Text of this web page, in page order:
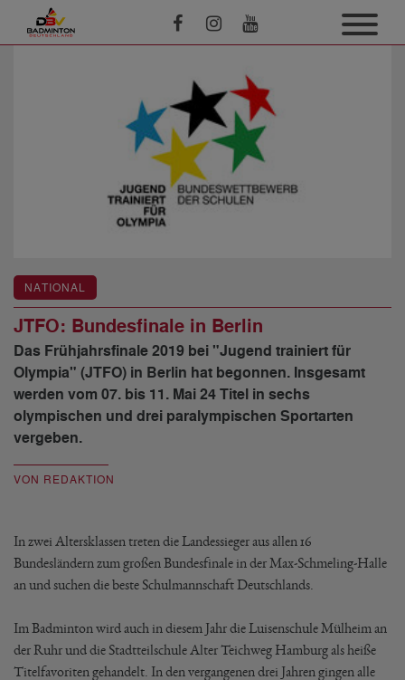
NATIONAL
JTFO: Bundesfinale in Berlin
Das Frühjahrsfinale 2019 bei "Jugend trainiert für
Olympia" (JTFO) in Berlin hat begonnen. Insgesamt
werden vom 07. bis 11. Mai 24 Titel in sechs
olympischen und drei paralympischen Sportarten
vergeben.
VON REDAKTION
In zwei Altersklassen treten die Landessieger aus allen 16
Bundesländern zum großen Bundesfinale in der Max-Schmeling-Halle
an und suchen die beste Schulmannschaft Deutschlands.
Im Badminton wird auch in diesem Jahr die Luisenschule Mülheim an
der Ruhr und die Stadtteilschule Alter Teichweg Hamburg als heiße
Titelfavoriten gehandelt. In den vergangenen drei Jahren gingen alle